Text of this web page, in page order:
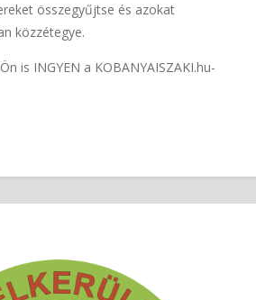
összegyűjtse és azokat
közzétegye.
is INGYEN a KOBANYAISZAKI.hu-